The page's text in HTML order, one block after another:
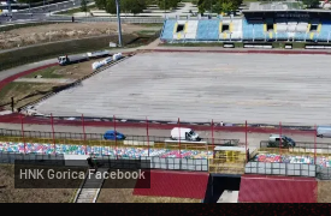
HNK Gorica Facebook